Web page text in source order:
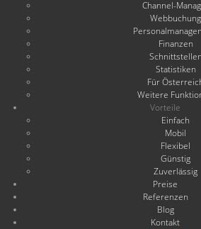
Channel-
Webbuchung
Finanzen
Schnittstellen
Statistiken
Für
Weitere
Vorteile
Einfach
Mobil
Flexibel
Günstig
Zuverlässig
Preise
Referenzen
Blog
Kontakt